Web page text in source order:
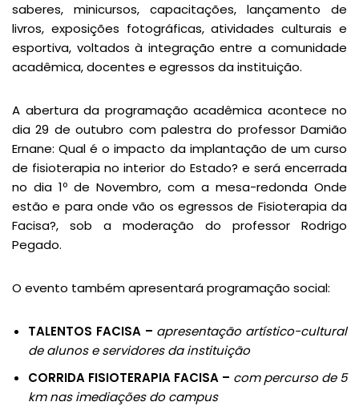
saberes, minicursos, capacitações, lançamento de
livros, exposições fotográficas, atividades culturais e
esportiva, voltados à integração entre a comunidade
acadêmica, docentes e egressos da instituição.
A abertura da programação acadêmica acontece no
dia 29 de outubro com palestra do professor Damião
Ernane: Qual é o impacto da implantação de um curso
de fisioterapia no interior do Estado? e será encerrada
no dia 1º de Novembro, com a mesa-redonda Onde
estão e para onde vão os egressos de Fisioterapia da
Facisa?, sob a moderação do professor Rodrigo
Pegado.
O evento também apresentará programação social:
TALENTOS FACISA – apresentação artístico-cultural
de alunos e servidores da instituição
CORRIDA FISIOTERAPIA FACISA – com percurso de 5
km nas imediações do campus